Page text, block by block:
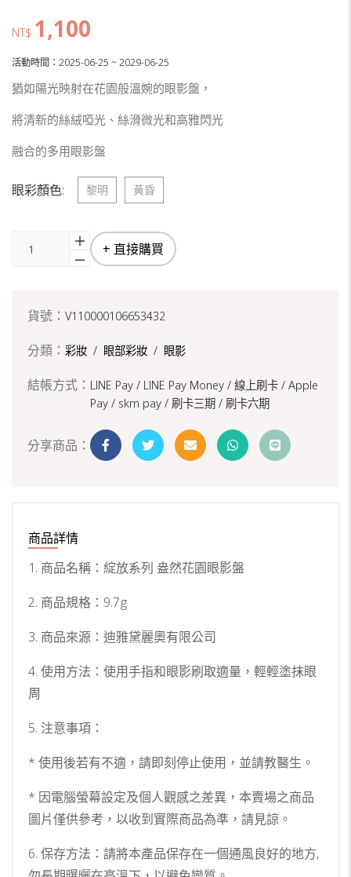
NT$ 1,100
活動時間：2025-06-25 ~ 2029-06-25
猶如陽光映射在花園般溫婉的眼影盤，
將清新的絲絨啞光、絲滑微光和高雅閃光
融合的多用眼影盤
眼彩顏色: 黎明 黃昏
+ 直接購買
貨號： V110000106653432
分類： 彩妝 / 眼部彩妝 / 眼影
結帳方式： LINE Pay / LINE Pay Money / 線上刷卡 / Apple
Pay / skm pay / 刷卡三期 / 刷卡六期
分享商品：
商品詳情
1. 商品名稱：綻放系列 盎然花園眼影盤
2. 商品規格：9.7g
3. 商品來源：迪雅黛麗奧有限公司
4. 使用方法：使用手指和眼影刷取適量，輕輕塗抹眼
周
5. 注意事項：
* 使用後若有不適，請即刻停止使用，並請教醫生。
* 因電腦螢幕設定及個人觀感之差異，本賣場之商品
圖片僅供參考，以收到實際商品為準，請見諒。
6. 保存方法：請將本產品保存在一個通風良好的地方,